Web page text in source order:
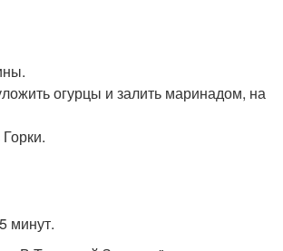
огурцы и залить маринадом, на
минут.